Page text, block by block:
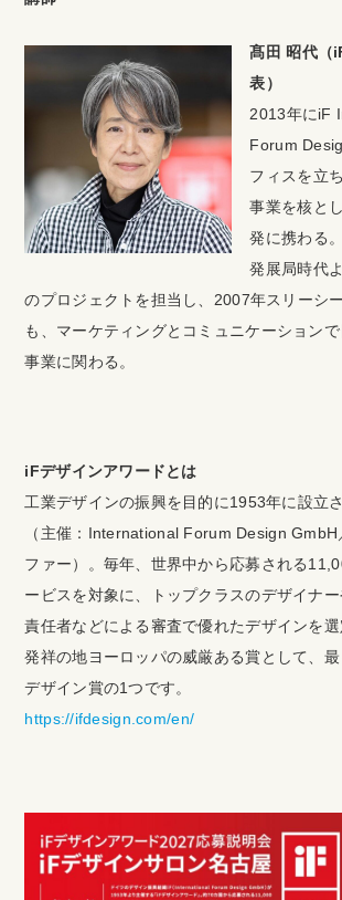
髙田 昭代（
表）
2013年にiF
Forum
フィスを立
事業を核と
発に携わる
発展局時代
のプロジェクトを担当し、2007年スリーシ
も、マーケティングとコミュニケーション
事業に関わる。
iFデザインアワードとは
工業デザインの振興を目的に1953年に設立
（主催：International Forum Design GmbH
ファー）。毎年、世界中から応募される
ービスを対象に、トップクラスのデザイナ
責任者などによる審査で優れたデザインを
発祥の地ヨーロッパの威厳ある賞として、
デザイン賞の1つです。
https://ifdesign.com/en/